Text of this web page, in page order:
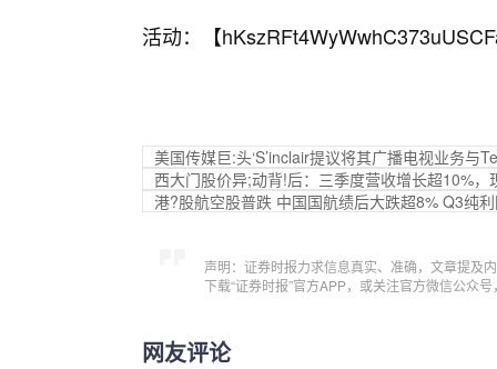
活动：【
美国传媒巨:头‘S’inclair提议将其广播电视业务与
西大门股价异;动背!后：三季度营收增长超10%，
港?股航空股普跌 中国国航绩后大跌超8% Q3纯
声明：证券时报力求信息真实、准确，文章提及
下载“证券时报”官方APP，或关注官方微信公众
网友评论